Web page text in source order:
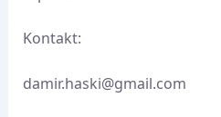
Kontakt:
damir.haski@gmail.com